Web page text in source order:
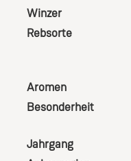
Winzer
Rebsorte
Aromen
Besonderheit
Jahrgang